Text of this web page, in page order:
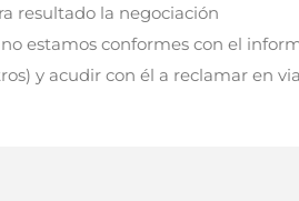
resultado la negociación
estamos conformes con el
y acudir con él a reclamar en